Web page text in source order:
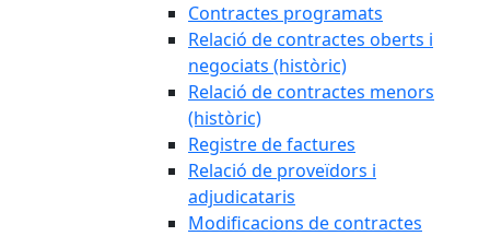
Contractes programats
Relació de contractes oberts i
negociats (històric)
Relació de contractes menors
(històric)
Registre de factures
Relació de proveïdors i
adjudicataris
Modificacions de contractes